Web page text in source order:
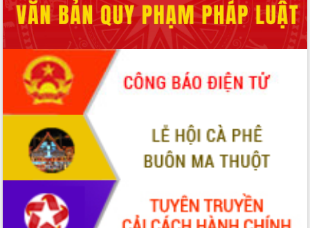
Gặp mặt các cơ quan báo chí nhân Kỷ
niệm 101 năm Ngày Báo chí Cách
mạng Việt Nam
Đắk Lắk sơ kết 4 năm triển khai thực
hiện Đề án 06 của Chính phủ
Họp báo thông tin về Hội nghị Công bố
Quy hoạch và Xúc tiến đầu tư tỉnh Đắk
Lắk
Khơi thông điểm nghẽn, đẩy nhanh
giải ngân vốn khắc phục thiên tai
HĐND tỉnh thông qua điều chỉnh Quy
hoạch tỉnh thời kỳ 2021-2030
Hội thảo góp ý hồ sơ điều chỉnh quy
hoạch tỉnh Đắk Lắk thời kỳ 2021-2030,
tầm nhìn đến năm 2050